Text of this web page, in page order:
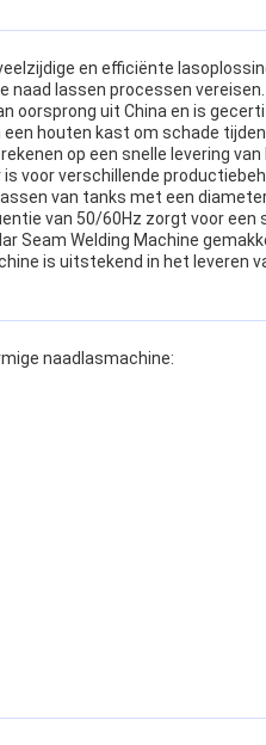
en efficiënte
naad lassen processen vereisen.
oorsprong uit China en is
een houten kast om schade
op een snelle levering
voor verschillende
van tanks met een
van 50/60Hz zorgt voor
Seam Welding Machine
is uitstekend in het leveren
naadlasmachine: